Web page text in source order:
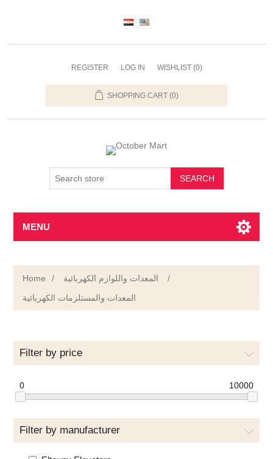
REGISTER LOG IN WISHLIST (0)
SHOPPING CART (0)
SEARCH
MENU
Home / المعدات واللوازم الكهربائية
/
المعدات والمستلزمات الكهربائية
Filter by price
0 10000
Filter by manufacturer